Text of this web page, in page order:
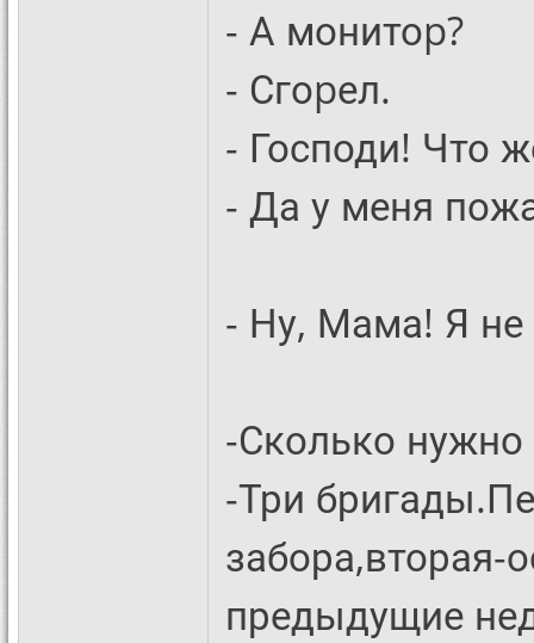
- А монитоp?
- Сгоpел.
- Господи! Что
- Да у меня
- Ну, Мама! Я не
-Сколько нужно
-Три
забора,вторая-
предыдущие